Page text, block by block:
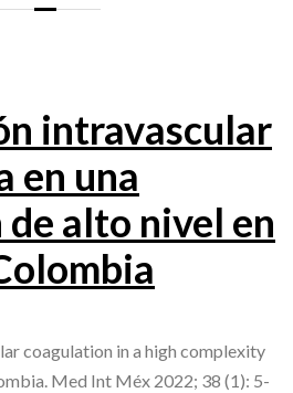
intravascular
en una
alto nivel en
coagulation in a high complexity
Med Int Méx 2022; 38 (1): 5-